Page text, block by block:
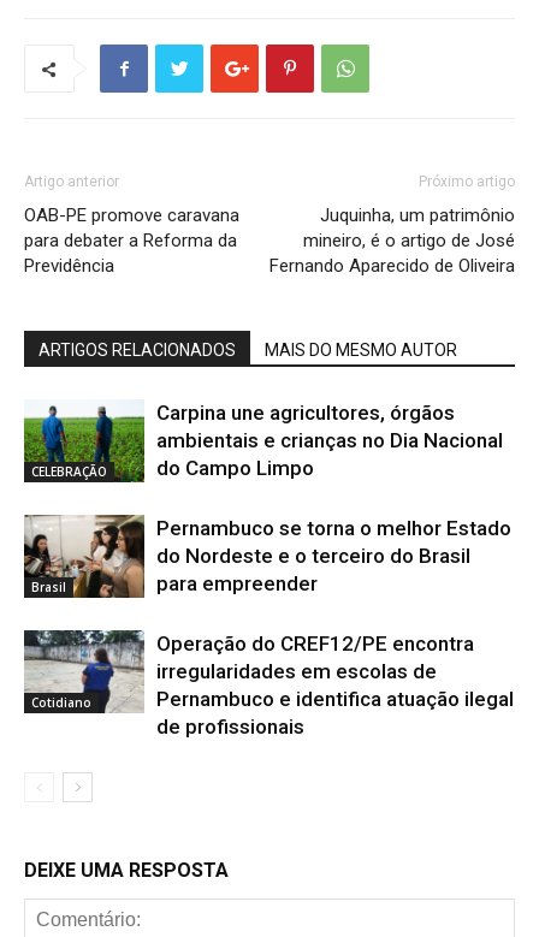
Artigo anterior
OAB-PE promove caravana
para debater a Reforma da
Previdência
Próximo artigo
Juquinha, um patrimônio
mineiro, é o artigo de José
Fernando Aparecido de Oliveira
ARTIGOS RELACIONADOS MAIS DO MESMO AUTOR
CELEBRAÇÃO
Carpina une agricultores, órgãos
ambientais e crianças no Dia Nacional
do Campo Limpo
Brasil
Pernambuco se torna o melhor Estado
do Nordeste e o terceiro do Brasil
para empreender
Cotidiano
Operação do CREF12/PE encontra
irregularidades em escolas de
Pernambuco e identifica atuação ilegal
de profissionais
DEIXE UMA RESPOSTA